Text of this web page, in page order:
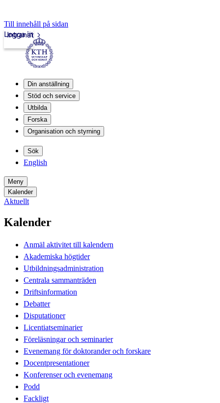
Till innehåll på sidan
Intranät
Logga in
Din anställning
Stöd och service
Utbilda
Forska
Organisation och styrning
Sök
English
Meny
Kalender
Aktuellt
Kalender
Anmäl aktivitet till kalendern
Akademiska högtider
Utbildningsadministration
Centrala sammanträden
Driftsinformation
Debatter
Disputationer
Licentiatseminarier
Föreläsningar och seminarier
Evenemang för doktorander och forskare
Docentpresentationer
Konferenser och evenemang
Podd
Fackligt